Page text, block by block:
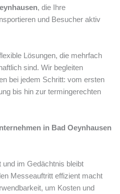
, die Ihre
und Besucher aktiv
Lösungen, die mehrfach
sind. Wir begleiten
bei jedem Schritt: vom ersten
bis hin zur termingerechten
in Bad Oeynhausen
und im Gedächtnis bleibt
Messeauftritt effizient macht
um Kosten und